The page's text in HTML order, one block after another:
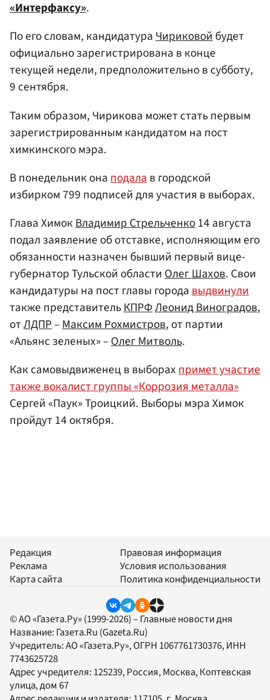
«Интерфаксу».
По его словам, кандидатураЧириковойбудет
официально зарегистрирована в конце
текущей недели, предположительно в субботу,
9 сентября.
Таким образом, Чирикова может стать первым
зарегистрированным кандидатом на пост
химкинского мэра.
В понедельник онаподалав городской
избирком 799 подписей для участия в выборах.
Глава ХимокВладимир Стрельченко14 августа
подал заявление об отставке, исполняющим его
обязанности назначен бывший первый вице-
губернатор Тульской областиОлег Шахов. Свои
кандидатуры на пост главы городавыдвинули
также представительКПРФЛеонид Виноградов,
отЛДПР–Максим Рохмистров, от партии
«Альянс зеленых» –Олег Митволь.
Как самовыдвиженец в выборахпримет участие
также вокалист группы «Коррозия металла»
Сергей «Паук» Троицкий. Выборы мэра Химок
пройдут 14 октября.
Редакция
Реклама
Карта сайта
Правовая информация
Условия использования
Политика конфиденциальности
© АО «Газета.Ру» (1999-2026) – Главные новости дня
Название: Газета.Ru (Gazeta.Ru)
Учредитель:АО «Газета.Ру», ОГРН 1067761730376, ИНН
7743625728
Адрес учредителя: 125239, Россия, Москва, Коптевская
улица, дом 67